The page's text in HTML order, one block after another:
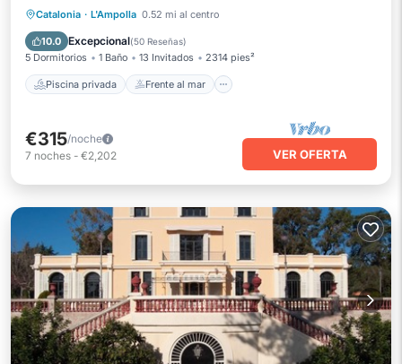
Catalonia · L'Ampolla 0.52 mi al centro
10.0 Excepcional(50 Reseñas)
5 Dormitorios 1 Baño 13 Invitados 2314 pies²
Piscina privada Frente al mar
Piscina privada
Frente al mar
Aparcamiento
€315/noche
7 noches - €2,202 VER OFERTA